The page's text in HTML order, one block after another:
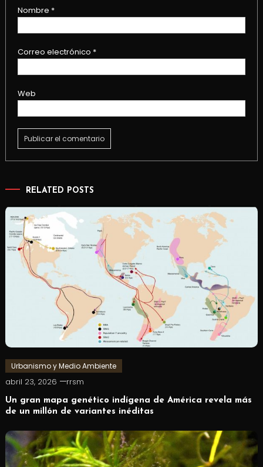
Nombre *
Correo electrónico *
Web
RELATED POSTS
Urbanismo y Medio Ambiente
abril 23, 2026 rrsm
Un gran mapa genético indígena de América revela más
de un millón de variantes inéditas